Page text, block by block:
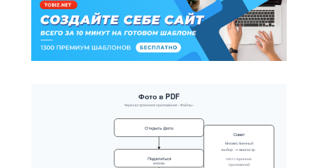
Фото в PDF
Через встроенное приложение «Файлы»
Открыть фото
Поделиться
кнопка
Совет
Множественный
выбор → многостр.
Нет сторонних
приложений